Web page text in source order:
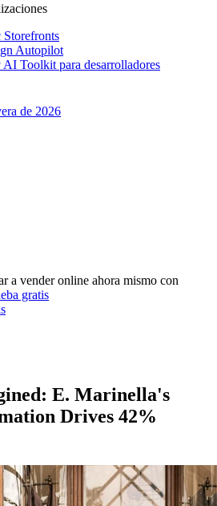
Storefronts
Autopilot
AI Toolkit para desarrolladores
de 2026
a vender online ahora mismo con
gratis
E. Marinella's
Drives 42%